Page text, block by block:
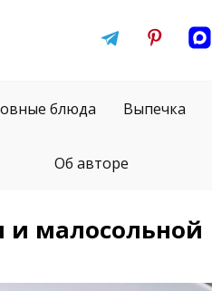
блюда Выпечка
Об авторе
и малосольной